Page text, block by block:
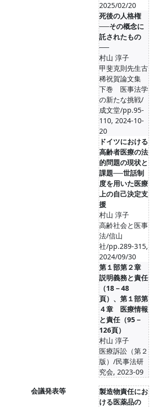
2025/02/20
死後の人格権
──その概念に
託されたもの
──
村山 淳子
甲斐克則先生古
稀祝賀論文集
下巻 医事法学
の新たな挑戦/
成文堂/pp.95-
110, 2024-10-
20
ドイツにおける
高齢者医療の法
的問題の現状と
課題──世話制
度を用いた医療
上の自己決定支
援
村山 淳子
高齢社会と医事
法/信山
社/pp.289-315,
2024/09/30
第１部第２章
説明義務と責任
（18－48
頁）、第１部第
４章 医療情報
と責任（95－
126頁）
村山 淳子
医療訴訟（第２
版）/民事法研
究会, 2023-09
会議発表等
製造物責任にお
ける医薬品の